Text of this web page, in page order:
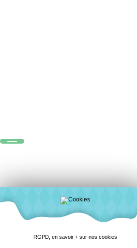
RGPD, en savoir + sur nos cookies